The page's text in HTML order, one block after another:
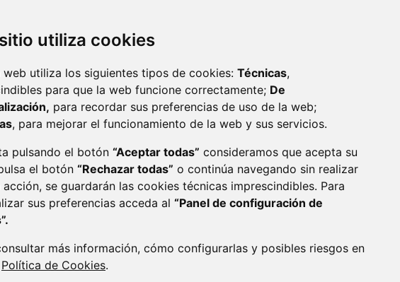
utiliza cookies
web utiliza los siguientes tipos de cookies: Técnicas,
para que la web funcione correctamente; De
para recordar sus preferencias de uso de la web;
, para mejorar el funcionamiento de la web y sus servicios.
pulsando el botón “Aceptar todas” consideramos que acepta su
el botón “Rechazar todas” o continúa navegando sin realizar
acción, se guardarán las cookies técnicas imprescindibles. Para
sus preferencias acceda al “Panel de configuración de
más información, cómo configurarlas y posibles riesgos en
Política de Cookies.
monzon.es
POLÍTICA DE COOKIES
ACCESIBILIDAD